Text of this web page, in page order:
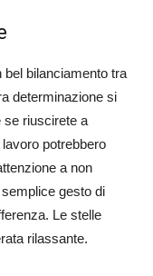
bel bilanciamento tra
determinazione si
se riuscirete a
potrebbero
a non
gesto di
Le stelle
rilassante.